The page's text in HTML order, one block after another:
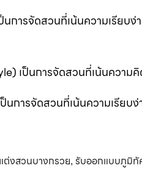
ารจัดสวนที่เน้นความเรียบ
เป็นการจัดสวนที่เน้นความคิ
รจัดสวนที่เน้นความเรียบง่า
ต่งสวนบางกรวย, รับออกแบบภูมิ